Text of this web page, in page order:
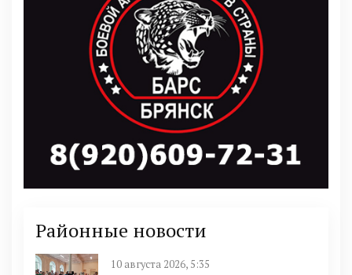
Районные новости
10 августа 2026, 5:35